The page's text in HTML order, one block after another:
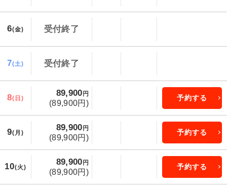
6(金) 受付終了
7(土) 受付終了
8(日)
89,900 円
(89,900円)
予約する
9(月)
89,900 円
(89,900円)
予約する
10(火)
89,900 円
(89,900円)
予約する